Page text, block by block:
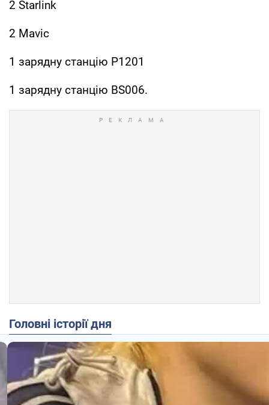
2 Starlink
2 Mavic
1 зарядну станцію P1201
1 зарядну станцію BS006.
Головні історії дня